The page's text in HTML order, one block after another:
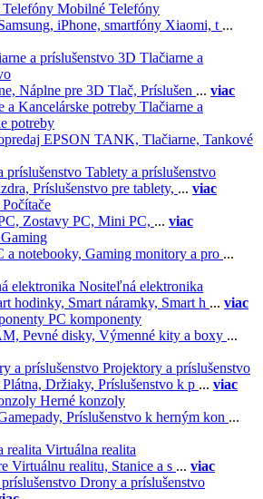
Mobilné Telefóny
iPhone, smartfóny Xiaomi, t ...
3D Tlačiarne a
Náplne pre 3D Tlač, Príslušen ... viac
Tlačiarne a
potreby
EPSON TANK, Tlačiarne, Tankové
Tablety a príslušenstvo
Príslušenstvo pre tablety, ... viac
Počítače
Zostavy PC, Mini PC, ... viac
Gaming
a notebooky, Gaming monitory a pro ...
Nositeľná elektronika
hodinky, Smart náramky, Smart h ... viac
PC komponenty
Pevné disky, Výmenné kity a boxy ...
Projektory a príslušenstvo
Plátna, Držiaky, Príslušenstvo k p ... viac
Herné konzoly
Príslušenstvo k herným kon ...
Virtuálna realita
Virtuálnu realitu, Stanice a s ... viac
Drony a príslušenstvo